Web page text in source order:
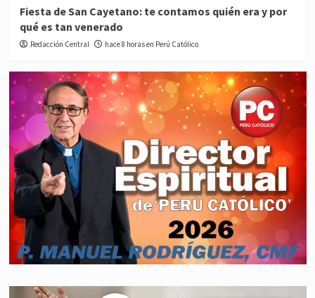
Fiesta de San Cayetano: te contamos quién era y por
qué es tan venerado
Redacción Central hace 8 horas en Perú Católico